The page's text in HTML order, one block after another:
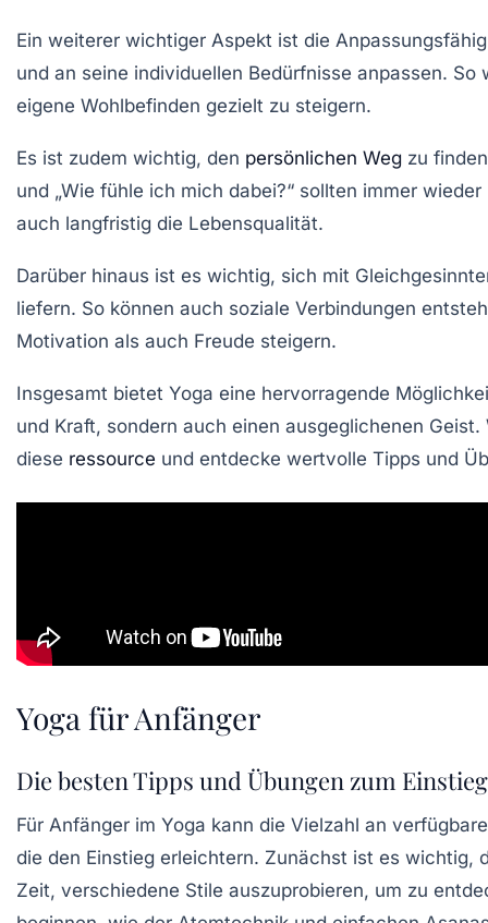
Ein weiterer wichtiger Aspekt ist die
und an seine individuellen Bedürfnisse anpassen.
eigene Wohlbefinden gezielt zu steigern.
Es ist zudem wichtig, den persönlichen Weg zu
und „Wie fühle ich mich dabei?“ sollten immer
auch langfristig die Lebensqualität.
Darüber hinaus ist es wichtig, sich mit
liefern. So können auch soziale Verbindungen
Motivation als auch Freude steigern.
Insgesamt bietet Yoga eine hervorragende
und Kraft, sondern auch einen ausgeglichenen
diese ressource und entdecke wertvolle Tipps und
Yoga für Anfänger
Die besten Tipps und Übungen zum Einstieg
Für Anfänger im Yoga kann die Vielzahl an
die den Einstieg erleichtern. Zunächst ist es
Zeit, verschiedene Stile auszuprobieren, um zu